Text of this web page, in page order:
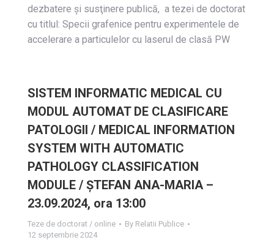
dezbatere și susţinere publică, a tezei de doctorat
cu titlul: Specii grafenice pentru experimentele de
accelerare a particulelor cu laserul de clasă PW
SISTEM INFORMATIC MEDICAL CU
MODUL AUTOMAT DE CLASIFICARE
PATOLOGII / MEDICAL INFORMATION
SYSTEM WITH AUTOMATIC
PATHOLOGY CLASSIFICATION
MODULE / ȘTEFAN ANA-MARIA –
23.09.2024, ora 13:00
Teze de doctorat / online By Relatii Publice
12 septembrie 2024